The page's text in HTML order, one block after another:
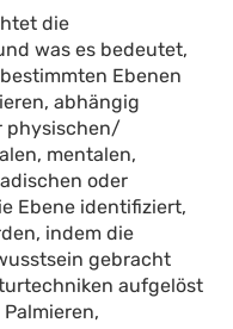
die
was es bedeutet,
Ebenen
abhängig
physischen/
mentalen,
oder
Ebene identifiziert,
indem die
gebracht
aufgelöst